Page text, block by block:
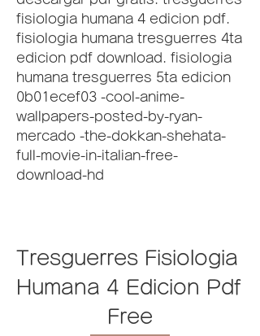
fisiologia humana 4 edicion pdf.
fisiologia humana tresguerres 4ta
edicion pdf download. fisiologia
humana tresguerres 5ta edicion
0b01ecef03 -cool-anime-
wallpapers-posted-by-ryan-
mercado -the-dokkan-shehata-
full-movie-in-italian-free-
download-hd
Tresguerres Fisiologia
Humana 4 Edicion Pdf
Free